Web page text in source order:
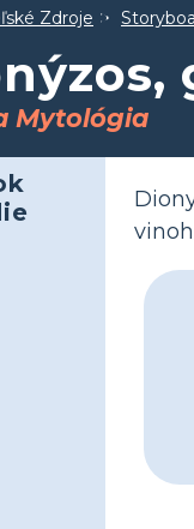
Zdroje
Mytológia